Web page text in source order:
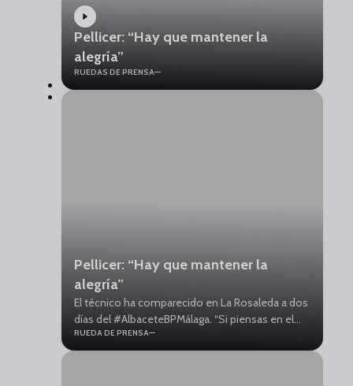
Pellicer: “Hay que mantener la
alegría”
RUEDAS DE PRENSA
Pellicer: “Hay que mantener la
alegría”
El técnico ha comparecido en La Rosaleda a dos
días del #AlbaceteBPMálaga. “Si piensas en el
después, vas con el freno de mano”, afirmó,
reseñando que “quedan 36 puntos y vamos a
RUEDA DE PRENSA